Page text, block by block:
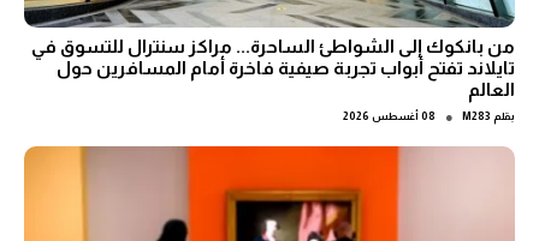
من بانكوك إلى الشواطئ الساحرة... مراكز سنترال للتسوق في
تايلاند تفتح أبواب تجربة صيفية فاخرة أمام المسافرين حول
العالم
بقلم M283
● 08 أغسطس 2026